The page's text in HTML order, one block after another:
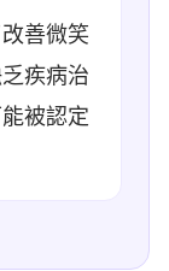
善微笑
疾病治
被認定